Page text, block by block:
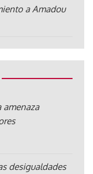
a Amadou
amenaza
desigualdades